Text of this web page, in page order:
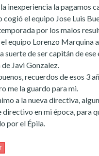
inexperiencia la pagamos
cogió el equipo Jose Luis
por los malos
equipo Lorenzo Marquina
suerte de ser capitán de ese
de Javi Gonzalez.
recuerdos de esos 3
me la guardo para mi.
a la nueva directiva,
directivo en mi época, para
por el Épila.